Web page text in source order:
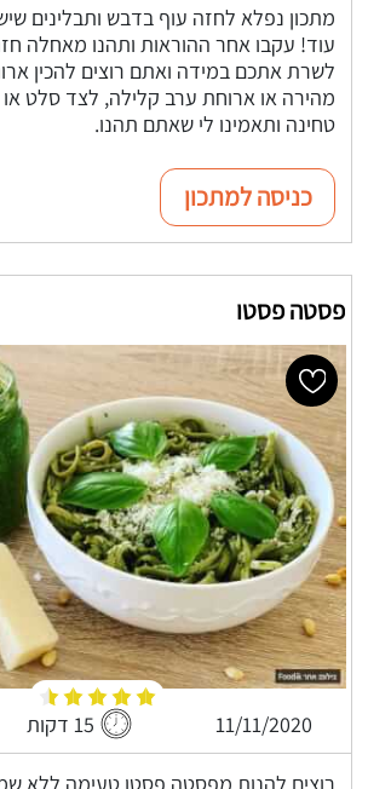
מתכון נפלא לחזה עוף בדבש ותבלינים
עוד! עקבו אחר ההוראות ותהנו מאחלה
לשרת אתכם במידה ואתם רוצים להכין
מהירה או ארוחת ערב קלילה, לצד סלט
טחינה ותאמינו לי שאתם תהנו.
כניסה למתכון
פסטה פסטו
11/11/2020 15 דקות
רוצים להנות מפסטה פסטו טעימה ללא